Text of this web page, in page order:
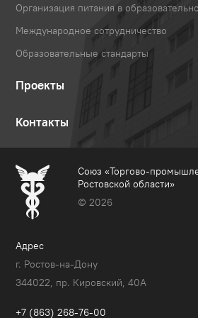
Организация питания в
Международное сотрудничество
Образовательные стандарты
Проекты
Контакты
Союз «Торгово-
Ростовской области»
© 2026
Адрес
г. Ростов-на-Дону
344022, пр. Кировский, 40A
+7 (863) 268-76-00